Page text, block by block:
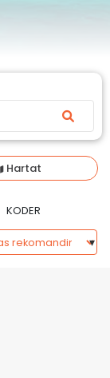
Hartat
KODER